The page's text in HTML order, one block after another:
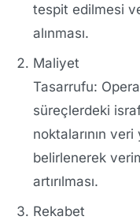
tespit edilmesi
alınması.
Maliyet
Tasarrufu:
süreçlerdeki
noktalarının
belirlenerek
artırılması.
Rekabet